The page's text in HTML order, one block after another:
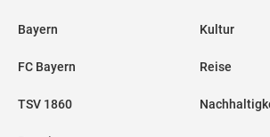
Bayern
FC Bayern
TSV 1860
Kultur
Reise